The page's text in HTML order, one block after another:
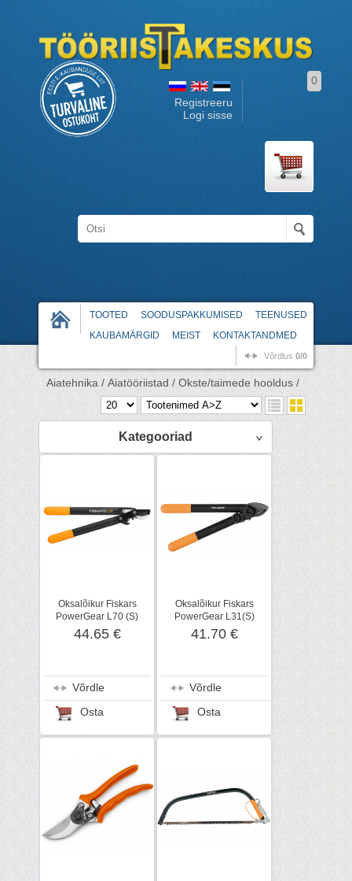
Registreeru
Logi sisse
0
TOOTED SOODUSPAKKUMISED
TEENUSED
KAUBAMÄRGID
MEIST KONTAKTANDMED
Võrdlus 0/0
Aiatehnika / Aiatööriistad / Okste/taimede hooldus /
Kategooriad
Oksalõikur Fiskars
PowerGear L70 (S)
hammasülek., vaheliti
44.65 €
Võrdle
Osta
Oksalõikur Fiskars
PowerGear L31(S)
hammasülekanne,
alasiga
41.70 €
Võrdle
Osta